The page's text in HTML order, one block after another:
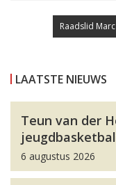
Raadslid
LAATSTE NIEUWS
Teun van der
6 augustus 2026